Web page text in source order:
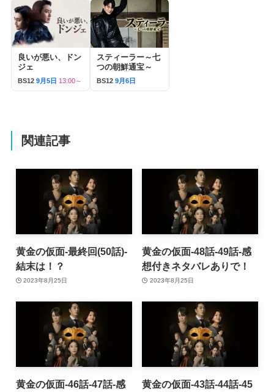
良いが悪い、ドン
ジェ
BS12 9月5日 13:00～
スティーラー～七
つの朝鮮通宝～
BS12 9月6日
関連記事
黄金の仮面-最終回(50話)-
結末は！？
2023年8月25日
黄金の仮面-48話-49話-感
想付きネタバレありで！
2023年8月25日
黄金の仮面-46話-47話-感
黄金の仮面-43話-44話-45